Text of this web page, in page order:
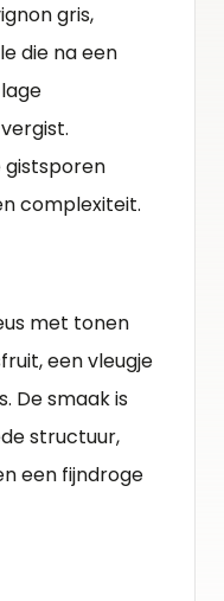
gris,
die na een
gistsporen
complexiteit.
met tonen
een vleugje
De smaak is
structuur,
een fijndroge